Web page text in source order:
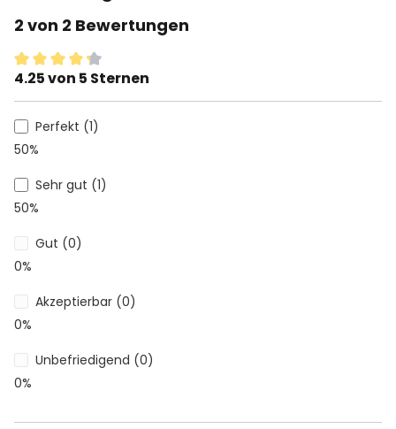
2 von 2 Bewertungen
Durchschnittliche Bewertung von 4.2 von 5 Sternen
4.25 von 5 Sternen
Perfekt (1)
50%
Sehr gut (1)
50%
Gut (0)
0%
Akzeptierbar (0)
0%
Unbefriedigend (0)
0%